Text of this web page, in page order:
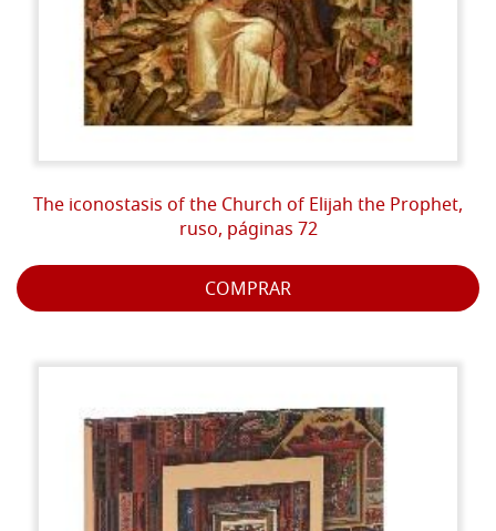
The iconostasis of the Church of Elijah the Prophet,
ruso, páginas 72
COMPRAR